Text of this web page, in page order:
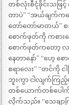
တစ်လုံးစီငုံခိုင်းသဖ
တာပဲ” “အယ်ချက်က
တော်တော်မာတယ်” စ
စောက်ဖုတ်ကို ကစား
စောက်ဖုတ်ကတော့ လ
နေတာနော်” “ဟေ့ စ
စရာလေး” “တင်ကို
ဘူးကွာ ငါလျက်ကြ
တစ်ယောက်တစ်ပေါ
လိုက်သည်။ “သေချာ